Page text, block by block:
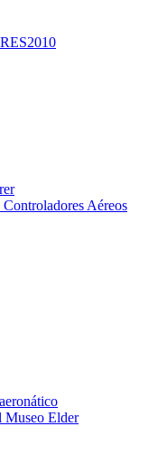
Aéreos
Museo Elder